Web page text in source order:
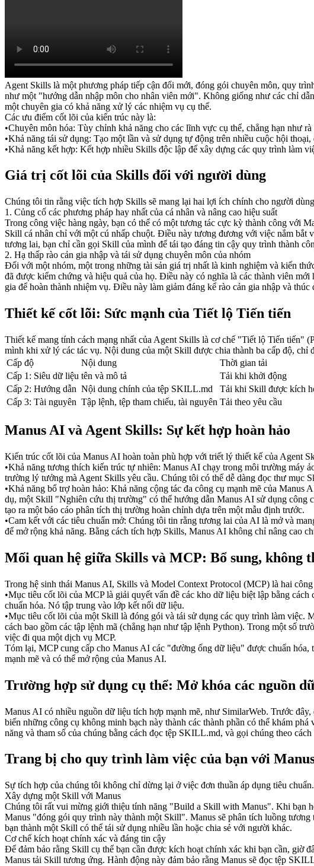
Agent Skills là một phương pháp tiếp cận đổi mới, đóng gói chuyên môn, quy
như một "hướng dẫn nhập môn cho nhân viên mới". Không giống như các chỉ
một chuyên gia có khả năng xử lý các nhiệm vụ cụ thể.
Các ưu điểm cốt lõi của kiến trúc này là:
•Chuyên môn hóa: Tùy chỉnh khả năng cho các lĩnh vực cụ thể, chẳng hạn như
•Khả năng tái sử dụng: Tạo một lần và sử dụng tự động trên nhiều cuộc hội
•Khả năng kết hợp: Kết hợp nhiều Skills độc lập để xây dựng các quy trình làm
Giá trị cốt lõi của Skills đối với người dùng
Chúng tôi tin rằng việc tích hợp Skills sẽ mang lại hai lợi ích chính cho người
1. Củng cố các phương pháp hay nhất của cá nhân và nâng cao hiệu suất
Trong công việc hàng ngày, bạn có thể có một tương tác cực kỳ thành công với
Skill cá nhân chỉ với một cú nhấp chuột. Điều này tương đương với việc nắm bắt
tương lai, bạn chỉ cần gọi Skill của mình để tái tạo đáng tin cậy quy trình thành
2. Hạ thấp rào cản gia nhập và tái sử dụng chuyên môn của nhóm
Đối với một nhóm, một trong những tài sản giá trị nhất là kinh nghiệm và kiến
đã được kiểm chứng và hiệu quả của họ. Điều này có nghĩa là các thành viên
gia để hoàn thành nhiệm vụ. Điều này làm giảm đáng kể rào cản gia nhập và
Thiết kế cốt lõi: Sức mạnh của Tiết lộ Tiến tiến
Thiết kế mang tính cách mạng nhất của Agent Skills là cơ chế "Tiết lộ Tiến tiến"
mình khi xử lý các tác vụ. Nội dung của một Skill được chia thành ba cấp độ,
Cấp độ
Nội dung Thời gian tải
Cấp 1: Siêu dữ liệu tên và mô tả Tải khi khởi động
Cấp 2: Hướng dẫn Nội dung chính của tệp SKILL.md Tải khi Skill được kích
Cấp 3: Tài nguyên Tập lệnh, tệp tham chiếu, tài nguyên Tải theo yêu cầu
Manus AI và Agent Skills: Sự kết hợp hoàn hảo
Kiến trúc cốt lõi của Manus AI hoàn toàn phù hợp với triết lý thiết kế của Agent
•Khả năng tương thích kiến trúc tự nhiên: Manus AI chạy trong môi trường máy
trường lý tưởng mà Agent Skills yêu cầu. Chúng tôi có thể dễ dàng đọc thư mục
•Khả năng bổ trợ hoàn hảo: Khả năng cộng tác đa công cụ mạnh mẽ của Manus
dụ, một Skill "Nghiên cứu thị trường" có thể hướng dẫn Manus AI sử dụng công
tạo ra một báo cáo phân tích thị trường hoàn chỉnh dựa trên một mẫu định trước.
•Cam kết với các tiêu chuẩn mở: Chúng tôi tin rằng tương lai của AI là mở và
để mở rộng khả năng. Bằng cách tích hợp Skills, Manus AI không chỉ nâng cao
Mối quan hệ giữa Skills và MCP: Bổ sung, không
Trong hệ sinh thái Manus AI, Skills và Model Context Protocol (MCP) là hai
•Mục tiêu cốt lõi của MCP là giải quyết vấn đề các kho dữ liệu biệt lập bằng
chuẩn hóa. Nó tập trung vào lớp kết nối dữ liệu.
•Mục tiêu cốt lõi của một Skill là đóng gói và tái sử dụng các quy trình làm việc.
cách bao gồm các tập lệnh mã (chẳng hạn như tập lệnh Python). Trong một số
việc đi qua một dịch vụ MCP.
Tóm lại, MCP cung cấp cho Manus AI các "đường ống dữ liệu" được chuẩn
mạnh mẽ và có thể mở rộng của Manus AI.
Trường hợp sử dụng cụ thể: Mở khóa các nguồn
Manus AI có nhiều nguồn dữ liệu tích hợp mạnh mẽ, như SimilarWeb. Trước
biến những công cụ không minh bạch này thành các thành phần có thể khám
năng và tham số của chúng bằng cách đọc tệp SKILL.md, và gọi chúng theo
Trang bị cho quy trình làm việc của bạn với
Sự tích hợp của chúng tôi không chỉ dừng lại ở việc đơn thuần áp dụng tiêu
Xây dựng một Skill với Manus
Chúng tôi rất vui mừng giới thiệu tính năng "Build a Skill with Manus". Khi bạn
Manus "đóng gói quy trình này thành một Skill". Manus sẽ phân tích luồng
bạn thành một Skill có thể tái sử dụng nhiều lần hoặc chia sẻ với người khác.
Cơ chế kích hoạt chính xác và đáng tin cậy
Để đảm bảo rằng Skill cụ thể bạn cần được kích hoạt chính xác khi bạn cần, giờ
Manus tải Skill tương ứng. Hành động này đảm bảo rằng Manus sẽ đọc tệp